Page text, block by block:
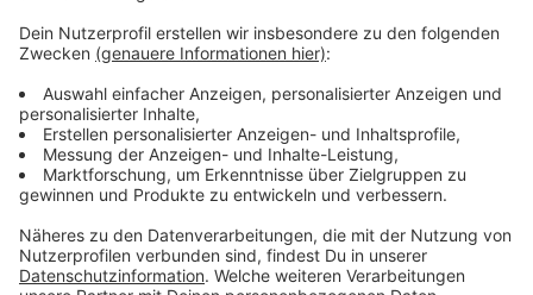
Fragezeichen hinter Tillman
Anzeige
Personell gibt es noch ein kleines Fragezeichen: Der
Einsatz von Offensivspieler Malik Tillman ist nach
einer Verletzung ungewiss. Radio Leverkusen
überträgt das Spiel am Abend live.